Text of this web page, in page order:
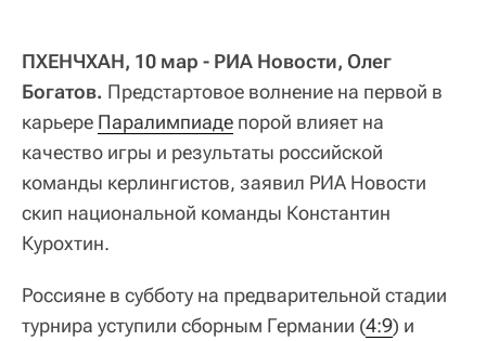
ПХЕНЧХАН, 10 мар - РИА Новости, Олег
Богатов. Предстартовое волнение на первой в
карьере Паралимпиаде порой влияет на
качество игры и результаты российской
команды керлингистов, заявил РИА Новости
скип национальной команды Константин
Курохтин.
Россияне в субботу на предварительной стадии
турнира уступили сборным Германии (4:9) и